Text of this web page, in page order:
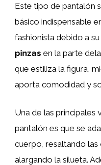
Este tipo de pantalón
básico indispensable
fashionista debido a
pinzas en la parte
que estiliza la figura,
aporta comodidad y
Una de las principales
pantalón es que se
cuerpo, resaltando las
alargando la silueta.